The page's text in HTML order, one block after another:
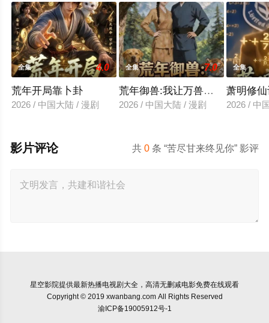
全集 4.0
荒年开局靠卜卦
2026 / 中国大陆 / 漫剧
全集 7.0
荒年御兽:我让万兽为我囤粮第三
2026 / 中国大陆 / 漫剧
全集
萧明修
2026 / 中
共0 条 “苦尽甘来终见你” 影评
影片评论
星空影院提供最新热播电视剧大全，高清无删减电影免费在线观看
Copyright © 2019 xwanbang.com All Rights Reserved
渝ICP备19005912号-1